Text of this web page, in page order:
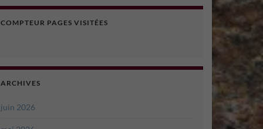
COMPTEUR PAGES VISITÉES
ARCHIVES
juin 2026